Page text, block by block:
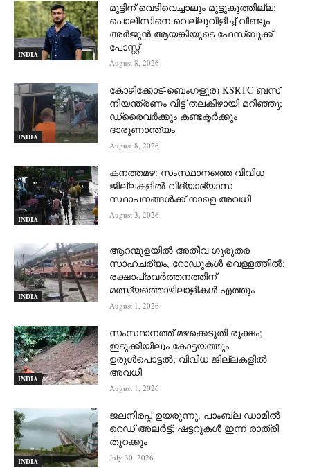
INDIA
മുട്ടിന് വെടിവെച്ചാലും മുട്ടുകുത്തില്ല:
പൊലീസിനെ വെല്ലുവിളിച്ച് വീണ്ടും
അർജുൻ ആയങ്കിയുടെ ഫേസ്ബുക്ക്
പോസ്റ്റ്
August 8, 2026
INDIA
കോഴിക്കോട്-ബെംഗളൂരു KSRTC ബസ്
നിയന്ത്രണം വിട്ട് തലകീഴായി മറിഞ്ഞു;
ഡ്രെെവർക്കും കണ്ടക്ടർക്കും
ദാരുണാന്ത്യം
August 8, 2026
INDIA
കനത്തമഴ: സംസ്ഥാനത്തെ വിവിധ
ജില്ലകളിൽ വിദ്യാഭ്യാസ
സ്ഥാപനങ്ങൾക്ക് നാളെ അവധി
August 3, 2026
INDIA
ആറന്മുളയില്‍ അതീവ ഗുരുതര
സാഹചര്യം, റോഡുകള്‍ വെള്ളത്തില്‍;
രക്ഷാപ്രവര്‍ത്തനത്തിന്
മത്സ്യത്തൊഴിലാളികള്‍ എത്തും
August 1, 2026
INDIA
സംസ്ഥാനത്ത് മഴക്കെടുതി രൂക്ഷം;
ഇടുക്കിയിലും കോട്ടയത്തും
ഉരുള്‍പൊട്ടല്‍; വിവിധ ജില്ലകളില്‍
അവധി
August 1, 2026
INDIA
ജലനിരപ്പ് ഉയരുന്നു, പാംബ്ല ഡാമിൽ
റെഡ് അലർട്ട്; ഷട്ടറുകൾ ഇന്ന് രാത്രി
തുറക്കും
July 30, 2026